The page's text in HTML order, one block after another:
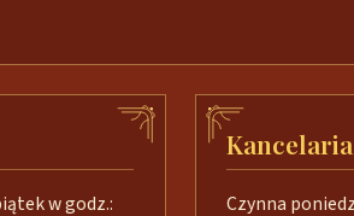
w godz.:
Czynna